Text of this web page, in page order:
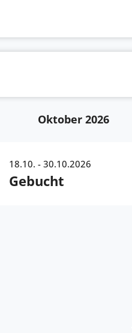
Oktober 2026
18.10. - 30.10.2026
Gebucht